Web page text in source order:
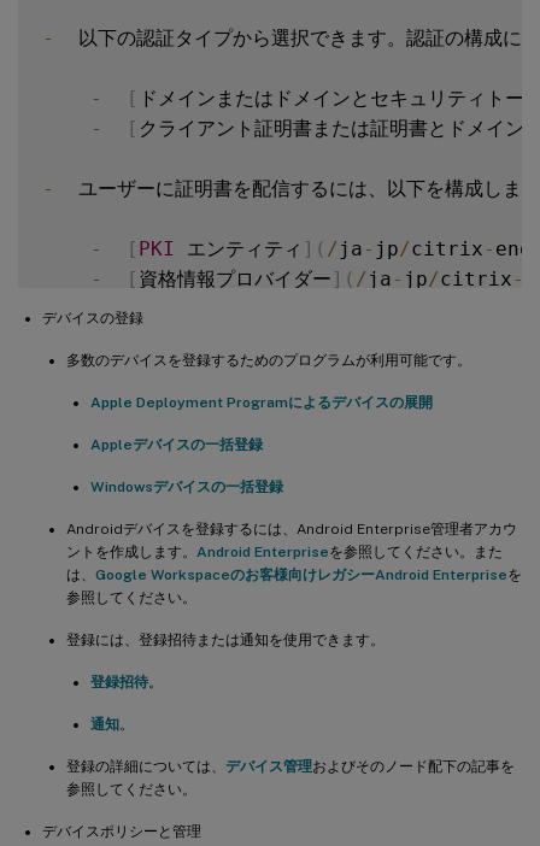
-
以下の認証タイプから選択できます。認証の構
- [ ドメインまたはドメインとセキュリティトー
-
[ クライアント証明書または証明書とドメイン
-
ユーザーに証明書を配信するには、以下を構成しま
- [ PKI エンティティ ] ( / ja - jp/citrix -
-
[ 資格情報プロバイダー ] ( / ja - jp/citrix -
ユーザーがAzure Active Directoryの資格情報
デバイスの登録
多数のデバイスを登録するためのプログラムが利用可能です。
Apple Deployment Programによるデバイスの展開
Appleデバイスの一括登録
Windowsデバイスの一括登録
Androidデバイスを登録するには、Android Enterprise管理者アカウ
ントを作成します。 Android Enterpriseを参照してください。また
は、 Google Workspaceのお客様向けレガシーAndroid Enterpriseを
参照してください。
登録には、登録招待または通知を使用できます。
登録招待。
通知。
登録の詳細については、 デバイス管理およびそのノード配下の記事を
参照してください。
デバイスポリシーと管理